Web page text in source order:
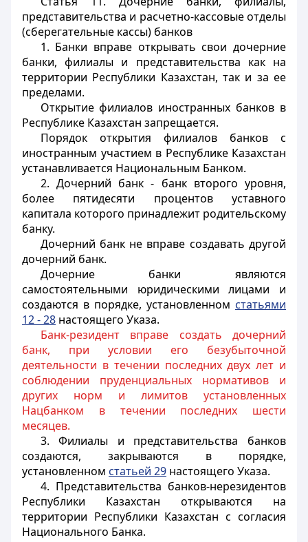
представительства и расчетно-кассовые отделы
(сберегательные кассы) банков
1. Банки вправе открывать свои дочерние
банки, филиалы и представительства как на
территории Республики Казахстан, так и за ее
пределами.
Открытие филиалов иностранных банков в
Республике Казахстан запрещается.
Порядок открытия филиалов банков с
иностранным участием в Республике Казахстан
устанавливается Национальным Банком.
2. Дочерний банк - банк второго уровня,
более пятидесяти процентов уставного
капитала которого принадлежит родительскому
банку.
Дочерний банк не вправе создавать другой
дочерний банк.
Дочерние банки являются
самостоятельными юридическими лицами и
создаются в порядке, установленном статьями
12 - 28 настоящего Указа.
Банк-резидент вправе создать дочерний
банк, при условии его безубыточной
деятельности в течении последних двух лет и
соблюдении пруденциальных нормативов и
других норм и лимитов установленных
Нацбанком в течении последних шести
месяцев.
3. Филиалы и представительства банков
создаются, закрываются в порядке,
установленном статьей 29 настоящего Указа.
4. Представительства банков-нерезидентов
Республики Казахстан открываются на
территории Республики Казахстан с согласия
Национального Банка.